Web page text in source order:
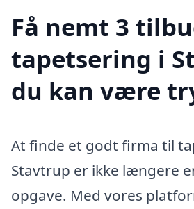
Få nemt 3
tapetsering i
du kan være
At finde et godt firma til
Stavtrup er ikke længere
opgave. Med vores